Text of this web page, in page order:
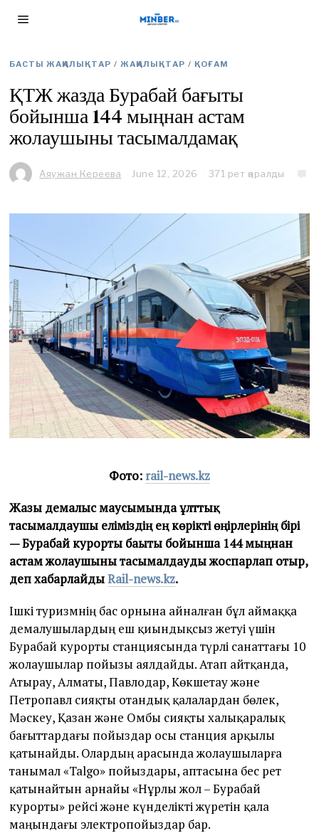
БАСТЫ ЖАҢАЛЫҚТАР / ЖАҢАЛЫҚТАР / ҚОҒАМ
ҚТЖ жазда Бурабай бағыты
бойынша 144 мыңнан астам
жолаушыны тасымалдамақ
Аяужан Кереева June 12, 2026
e
2
0
6
371 рет қаралды
Фото: rail-news.kz
Жазғы демалыс маусымында ұлттық
тасымалдаушы еліміздің ең көрікті өңірлерінің бірі
— Бурабай курорты бағыты бойынша 144 мыңнан
астам жолаушыны тасымалдауды жоспарлап отыр,
деп хабарлайдыRail-news.kz.
Ішкі туризмнің бас орнына айналған бұл аймаққа
демалушылардың еш қиындықсыз жетуі үшін
Бурабай курорты станциясында түрлі санаттағы 10
жолаушылар пойызы аялдайды. Атап айтқанда,
Атырау, Алматы, Павлодар, Көкшетау және
Петропавл сияқты отандық қалалардан бөлек,
Мәскеу, Қазан және Омбы сияқты халықаралық
бағыттардағы пойыздар осы станция арқылы
қатынайды. Олардың арасында жолаушыларға
танымал «Talgo» пойыздары, аптасына бес рет
қатынайтын арнайы «Нұрлы жол – Бурабай
курорты» рейсі және күнделікті жүретін қала
маңындағы электропойыздар бар.